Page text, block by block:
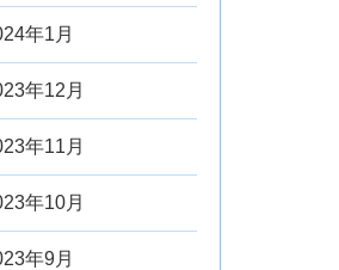
年1月
年12月
年11月
年10月
年9月